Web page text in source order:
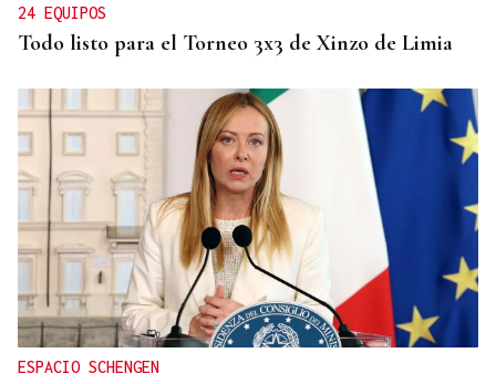
24 EQUIPOS
Todo listo para el Torneo 3x3 de Xinzo de Limia
ESPACIO SCHENGEN